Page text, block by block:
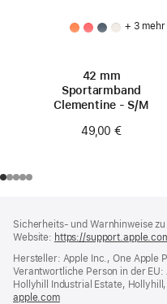
+ 3 mehr
42 mm
Sportarmband
Clementine - S/M
49,00 €
Sicherheits- und Warnhinweise
Website: https://
Hersteller: Apple Inc., One Apple
Verantwortliche Person in der
Hollyhill Industrial Estate,
apple.com(öffnet